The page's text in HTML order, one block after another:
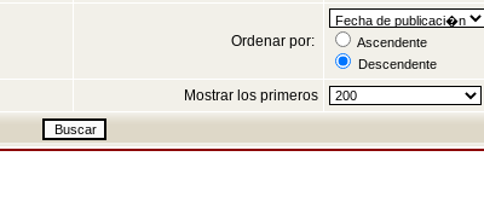
Ordenar por:
Ascendente
Descendente
Mostrar los primeros